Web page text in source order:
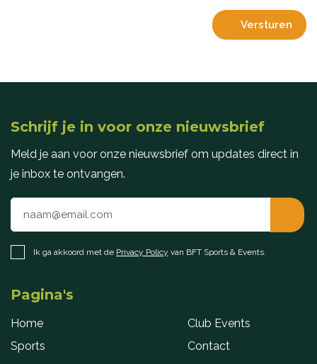
Versturen
Schrijf je in voor onze nieuwsbrief
Meld je aan voor onze nieuwsbrief om updates direct in
je inbox te ontvangen.
Ik ga akkoord met de Privacy Policy van BFT Sports & Events.
Pagina's
Home
Sports
Club Events
Contact